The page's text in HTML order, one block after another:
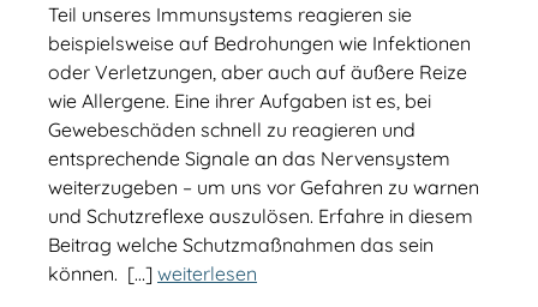
Teil unseres Immunsystems reagieren sie
beispielsweise auf Bedrohungen wie Infektionen
oder Verletzungen, aber auch auf äußere Reize
wie Allergene. Eine ihrer Aufgaben ist es, bei
Gewebeschäden schnell zu reagieren und
entsprechende Signale an das Nervensystem
weiterzugeben – um uns vor Gefahren zu warnen
und Schutzreflexe auszulösen. Erfahre in diesem
Beitrag welche Schutzmaßnahmen das sein
können. […] weiterlesen